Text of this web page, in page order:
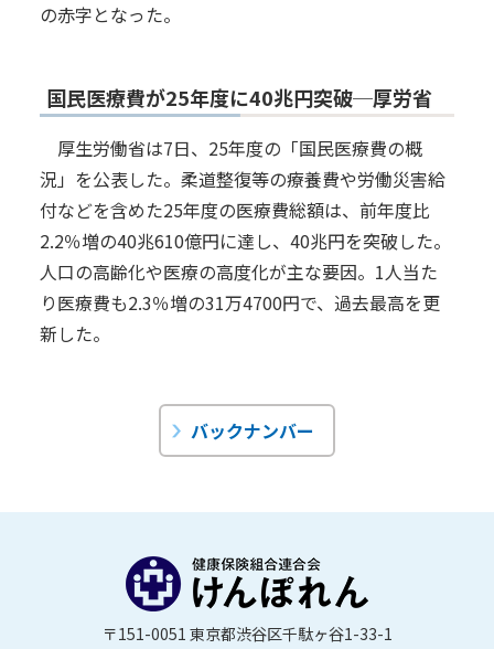
の赤字となった。
国民医療費が25年度に40兆円突破─厚労省
厚生労働省は7日、25年度の「国民医療費の概
況」を公表した。柔道整復等の療養費や労働災害給
付などを含めた25年度の医療費総額は、前年度比
2.2％増の40兆610億円に達し、40兆円を突破した。
人口の高齢化や医療の高度化が主な要因。1人当た
り医療費も2.3％増の31万4700円で、過去最高を更
新した。
バックナンバー
〒151-0051 東京都渋谷区千駄ヶ谷1-33-1